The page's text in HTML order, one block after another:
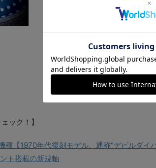
ック！】
【1970年代復刻モデル、通称“デビルダイ
ト搭載の新規軸